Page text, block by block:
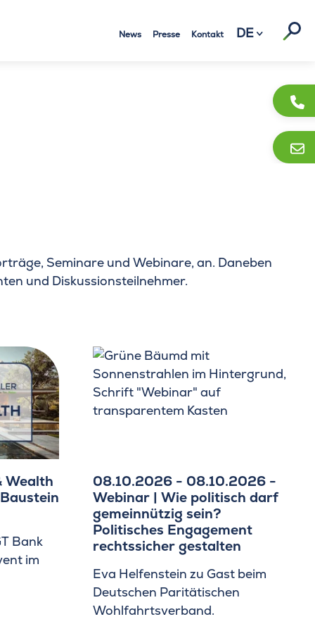
News Presse Kontakt DE
Seminare und Webinare, an. Daneben
und Diskussionsteilnehmer.
Wealth
Bank
im
08.10.2026 - 08.10.2026 -
Webinar | Wie politisch darf
gemeinnützig sein?
Politisches Engagement
rechtssicher gestalten
Eva Helfenstein zu Gast beim
Deutschen Paritätischen
Wohlfahrtsverband.